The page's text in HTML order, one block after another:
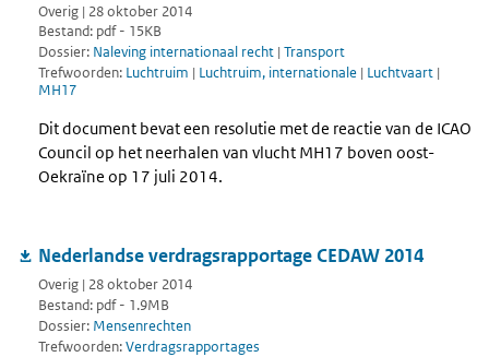
Overig | 28 oktober 2014
Bestand: pdf - 15KB
Dossier: Naleving internationaal recht | Transport
Trefwoorden: Luchtruim | Luchtruim, internationale | Luchtvaart |
MH17
Dit document bevat een resolutie met de reactie van de ICAO
Council op het neerhalen van vlucht MH17 boven oost-
Oekraïne op 17 juli 2014.
Nederlandse verdragsrapportage CEDAW 2014
Overig | 28 oktober 2014
Bestand: pdf - 1.9MB
Dossier: Mensenrechten
Trefwoorden:Verdragsrapportages